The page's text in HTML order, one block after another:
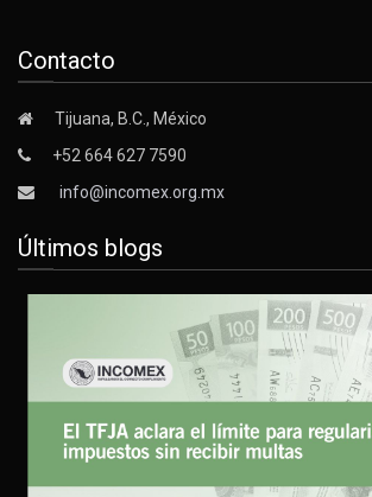
Contacto
Tijuana, B.C., México
+52 664 627 7590
info@incomex.org.mx
Últimos blogs